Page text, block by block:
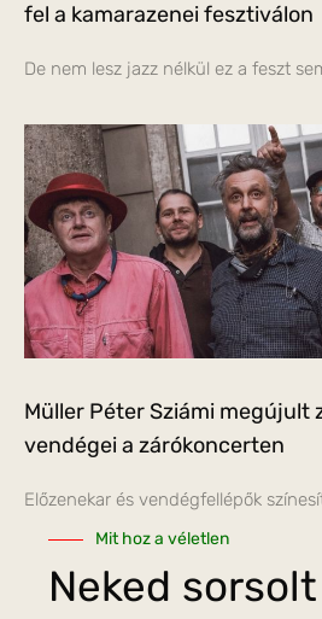
fel a kamarazenei fesztiválon
De nem lesz jazz nélkül ez a feszt
Müller Péter Sziámi megújult
vendégei a zárókoncerten
Előzenekar és vendégfellépők
Mit hoz a véletlen
Neked sorsolt